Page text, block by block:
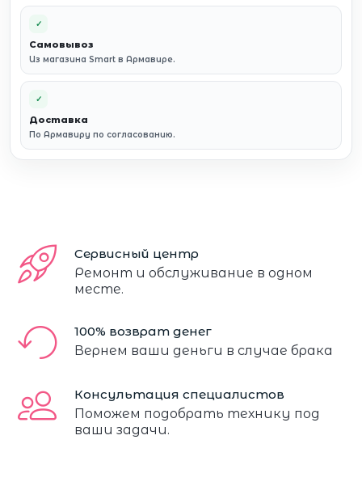
✓
Самовывоз
Из магазина Smart в Армавире.
✓
Доставка
По Армавиру по согласованию.
Сервисный центр
Ремонт и обслуживание в одном
месте.
100% возврат денег
Вернем ваши деньги в случае брака
Консультация специалистов
Поможем подобрать технику под
ваши задачи.